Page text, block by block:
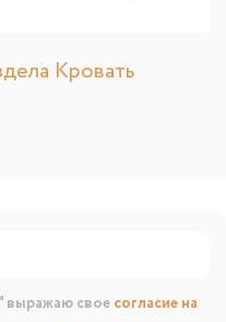
Кровать
выражаю свое согласие на